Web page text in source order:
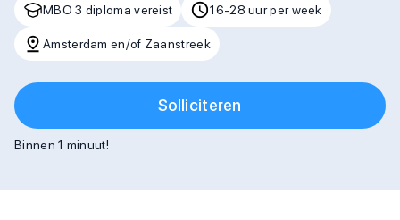
MBO 3 diploma vereist 16-28 uur per week
Amsterdam en/of Zaanstreek
Solliciteren
Binnen 1 minuut!